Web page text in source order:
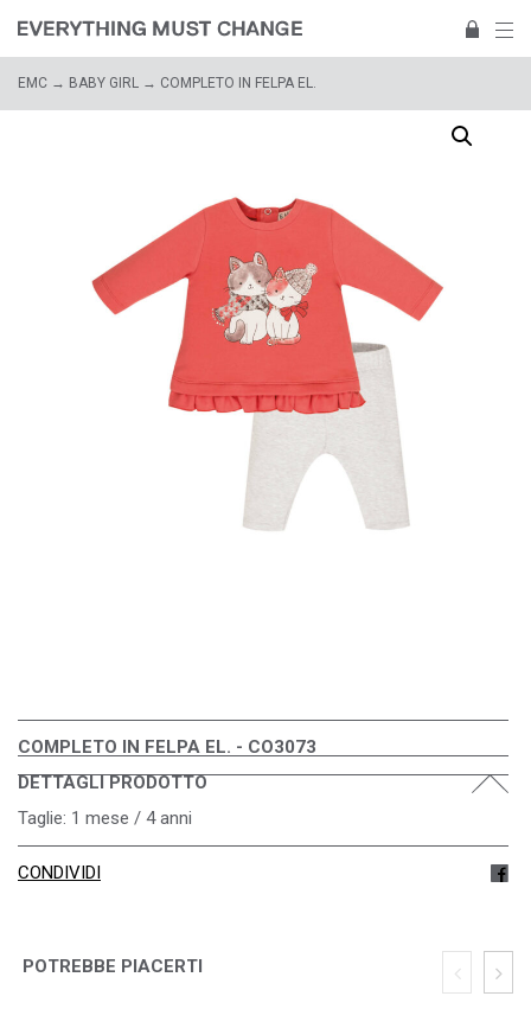
EMC → BABY GIRL → COMPLETO IN FELPA EL.
COMPLETO IN FELPA EL. - CO3073
DETTAGLI PRODOTTO
Taglie: 1 mese / 4 anni
CONDIVIDI
POTREBBE PIACERTI